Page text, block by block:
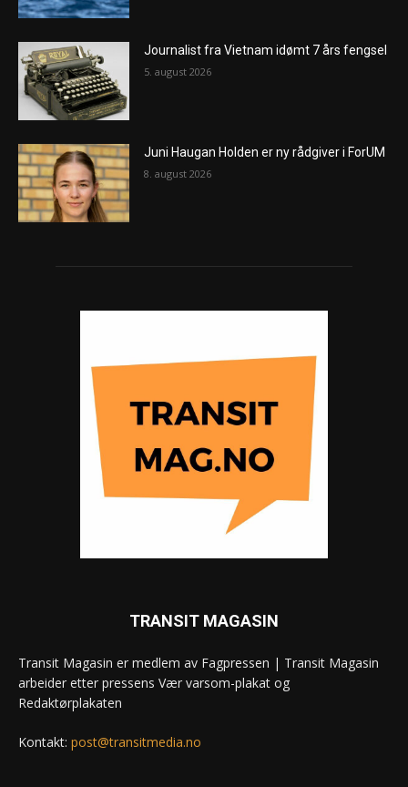
Journalist fra Vietnam idømt 7 års fengsel
5. august 2026
Juni Haugan Holden er ny rådgiver i ForUM
8. august 2026
TRANSIT MAGASIN
Transit Magasin er medlem av Fagpressen | Transit Magasin
arbeider etter pressens Vær varsom-plakat og
Redaktørplakaten
Kontakt: post@transitmedia.no